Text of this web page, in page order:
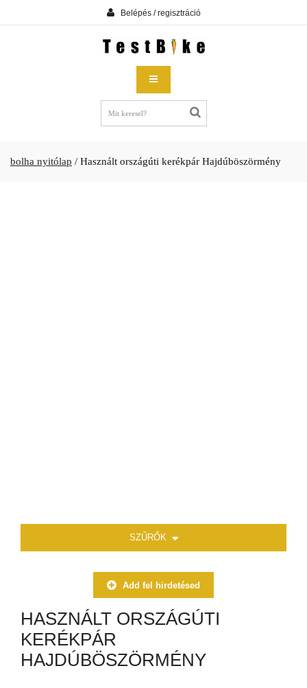
Belépés / regisztráció
bolha nyitólap / Használt országúti kerékpár Hajdúböszörmény
SZŰRŐK
Add fel hirdetésed
HASZNÁLT ORSZÁGÚTI
KERÉKPÁR
HAJDÚBÖSZÖRMÉNY